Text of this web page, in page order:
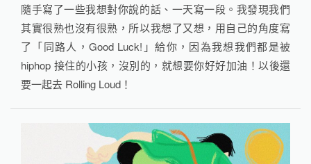
隨手寫了一些我想對你說的話、一天寫一段。我發現我們
其實很熟也沒有很熟，所以我想了又想，用自己的角度寫
了「同路人，Good Luck!」給你，因為我想我們都是被
hiphop 接住的小孩，沒別的，就想要你好好加油！以後還
要一起去 Rolling Loud！